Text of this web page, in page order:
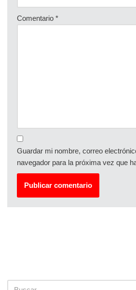
Comentario *
Guardar mi nombre, correo
navegador para la próxima vez que